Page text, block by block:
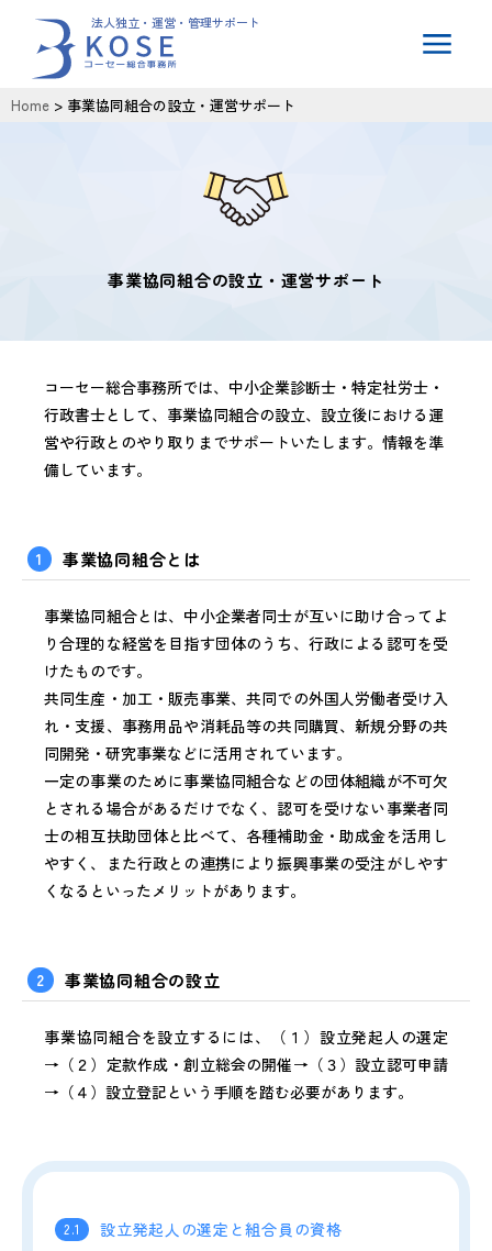
法人独立・運営・管理サポート
Home > 事業協同組合の設立・運営サポート
事業協同組合の設立・運営サポート
コーセー総合事務所では、中小企業診断士・特定社労士・
行政書士として、事業協同組合の設立、設立後における運
営や行政とのやり取りまでサポートいたします。情報を準
備しています。
1 事業協同組合とは
事業協同組合とは、中小企業者同士が互いに助け合ってよ
り合理的な経営を目指す団体のうち、行政による認可を受
けたものです。
共同生産・加工・販売事業、共同での外国人労働者受け入
れ・支援、事務用品や消耗品等の共同購買、新規分野の共
同開発・研究事業などに活用されています。
一定の事業のために事業協同組合などの団体組織が不可欠
とされる場合があるだけでなく、認可を受けない事業者同
士の相互扶助団体と比べて、各種補助金・助成金を活用し
やすく、また行政との連携により振興事業の受注がしやす
くなるといったメリットがあります。
2 事業協同組合の設立
事業協同組合を設立するには、（１）設立発起人の選定
→（２）定款作成・創立総会の開催→（３）設立認可申請
→（４）設立登記という手順を踏む必要があります。
2.1 設立発起人の選定と組合員の資格